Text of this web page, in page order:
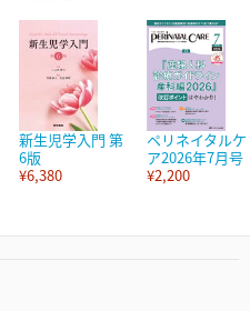
新生児学入門 第
6版
¥6,380
ペリネイタルケ
ア2026年7月号
¥2,200